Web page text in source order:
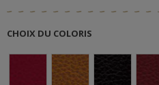
CHOIX DU COLORIS